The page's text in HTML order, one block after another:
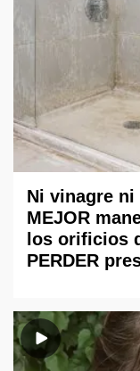
Ni vinagre
MEJOR
los orificios
PERDER